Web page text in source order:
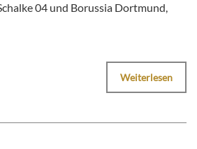
04 und Borussia Dortmund,
Weiterlesen